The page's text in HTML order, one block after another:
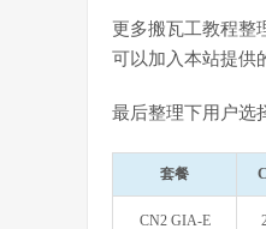
更多搬瓦工教程整
可以加入本站提供
最后整理下用户选
套餐
CN2 GIA-E